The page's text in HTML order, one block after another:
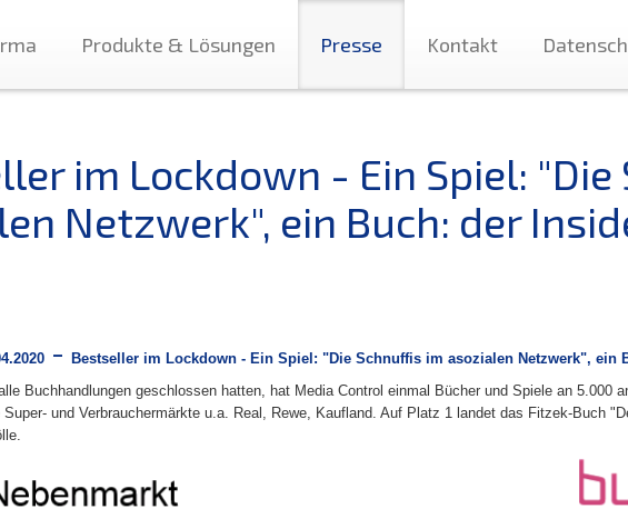
Produkte & Lösungen Presse Kontakt
im Lockdown - Ein Spiel:
Netzwerk", ein Buch: der
- Bestseller im Lockdown - Ein Spiel: "Die Schnuffis im asozialen Netzwerk", ein
Buchhandlungen geschlossen hatten, hat Media Control einmal Bücher und Spiele an 5.000
und Verbrauchermärkte u.a. Real, Rewe, Kaufland. Auf Platz 1 landet das Fitzek-Buch